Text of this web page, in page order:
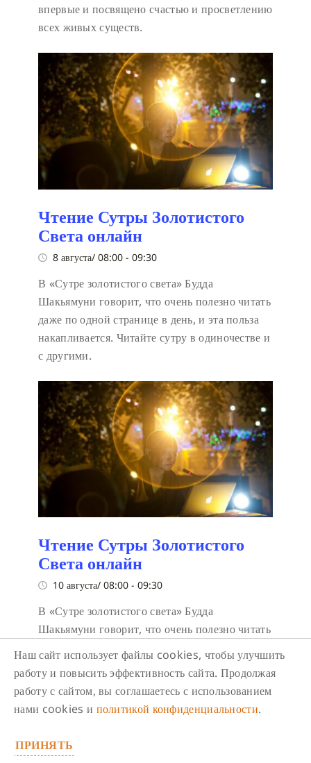
впервые и посвящено счастью и просветлению
всех живых существ.
Чтение Сутры Золотистого
Света онлайн
8 августа/ 08:00 - 09:30
В «Сутре золотистого света» Будда
Шакьямуни говорит, что очень полезно читать
даже по одной странице в день, и эта польза
накапливается. Читайте сутру в одиночестве и
с другими.
Чтение Сутры Золотистого
Света онлайн
10 августа/ 08:00 - 09:30
В «Сутре золотистого света» Будда
Шакьямуни говорит, что очень полезно читать
даже по одной странице в день, и эта польза
накапливается. Читайте сутру в одиночестве и
с другими.
Наш сайт использует файлы cookies, чтобы улучшить
работу и повысить эффективность сайта. Продолжая
работу с сайтом, вы соглашаетесь с использованием
нами cookies и политикой конфиденциальности.
ПРИНЯТЬ